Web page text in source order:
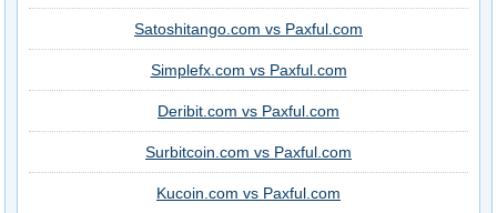
Satoshitango.com vs Paxful.com
Simplefx.com vs Paxful.com
Deribit.com vs Paxful.com
Surbitcoin.com vs Paxful.com
Kucoin.com vs Paxful.com